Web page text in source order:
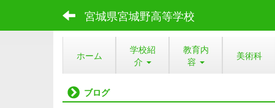
宮城県宮城野高等学校
ホーム
学校紹
介
教育内
容
美術科
ブログ